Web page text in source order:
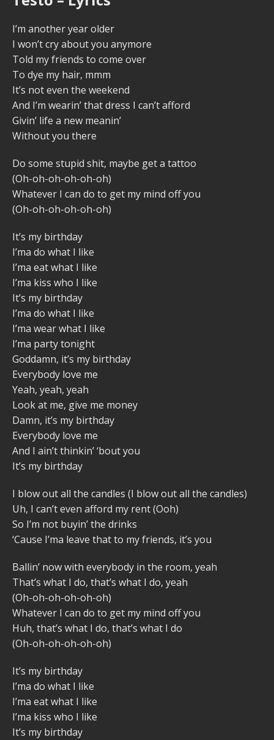
I’m another year older
I won’t cry about you anymore
Told my friends to come over
To dye my hair, mmm
It’s not even the weekend
And I’m wearin’ that dress I can’t afford
Givin’ life a new meanin’
Without you there
Do some stupid shit, maybe get a tattoo
(Oh-oh-oh-oh-oh-oh)
Whatever I can do to get my mind off you
(Oh-oh-oh-oh-oh-oh)
It’s my birthday
I’ma do what I like
I’ma eat what I like
I’ma kiss who I like
It’s my birthday
I’ma do what I like
I’ma wear what I like
I’ma party tonight
Goddamn, it’s my birthday
Everybody love me
Yeah, yeah, yeah
Look at me, give me money
Damn, it’s my birthday
Everybody love me
And I ain’t thinkin’ ‘bout you
It’s my birthday
I blow out all the candles (I blow out all the candles)
Uh, I can’t even afford my rent (Ooh)
So I’m not buyin’ the drinks
‘Cause I’ma leave that to my friends, it’s you
Ballin’ now with everybody in the room, yeah
That’s what I do, that’s what I do, yeah
(Oh-oh-oh-oh-oh-oh)
Whatever I can do to get my mind off you
Huh, that’s what I do, that’s what I do
(Oh-oh-oh-oh-oh-oh)
It’s my birthday
I’ma do what I like
I’ma eat what I like
I’ma kiss who I like
It’s my birthday